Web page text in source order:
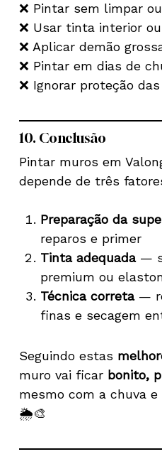
Nenhum
Go
❌ Pintar sem limpar
❌ Usar tinta interior
❌ Aplicar demão
❌ Pintar em dias de
❌ Ignorar proteção
10. Conclusão
Pintar muros em
depende de três
Preparação da
reparos e primer
Tinta adequada—
premium ou
Técnica correta—
finas e secagem
Seguindo estas
muro vai ficar bonito,
mesmo com a chuva
🌦️🎨